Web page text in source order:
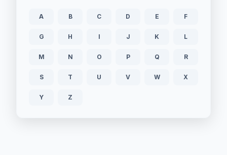
A B C D E F
G H I J K L
M N O P Q R
S T U V W X
Y Z